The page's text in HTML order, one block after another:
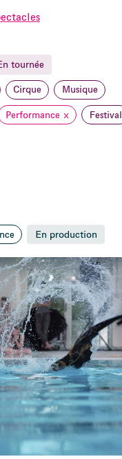
tournée
Cirque Musique
Performance x Festival
En production